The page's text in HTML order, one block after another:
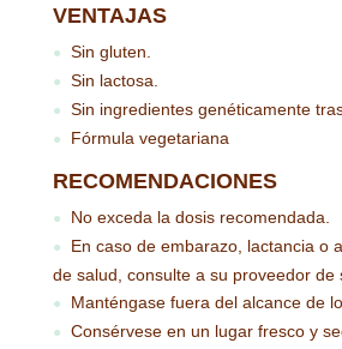
VENTAJAS
● Sin gluten.
● Sin lactosa.
● Sin ingredientes genéticamente
● Fórmula vegetariana
RECOMENDACIONES
● No exceda la dosis recomendada.
●
En caso de embarazo, lactancia o
de salud, consulte a su proveedor de
● Manténgase fuera del alcance de
● Consérvese en un lugar fresco y